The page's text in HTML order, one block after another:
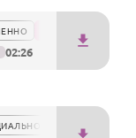
концерт теплых
02:26